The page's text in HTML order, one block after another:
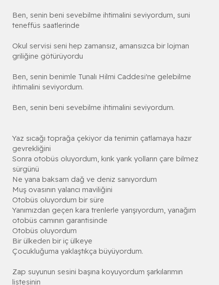
Ben, senin beni sevebilme ihtimalini seviyordum, suni
teneffüs saatlerinde
Okul servisi seni hep zamansız, amansızca bir lojman
griliğine götürüyordu
Ben, senin benimle Tunalı Hilmi Caddesi'ne gelebilme
ihtimalini seviyordum.
Ben, senin beni sevebilme ihtimalini seviyordum.
Yaz sıcağı toprağa çekiyor da tenimin çatlamaya hazır
gevrekliğini
Sonra otobüs oluyordum, kırık yarık yolların çare bilmez
sürgünü
Ne yana baksam dağ ve deniz sanıyordum
Muş ovasının yalancı maviliğini
Otobüs oluyordum bir süre
Yanımızdan geçen kara trenlerle yarışıyordum, yanağım
otobüs camının garantisinde
Otobüs oluyordum
Bir ülkeden bir iç ülkeye
Çocukluğuma yaklaştıkça büyüyordum.
Zap suyunun sesini başına koyuyordum şarkılarımın
listesinin